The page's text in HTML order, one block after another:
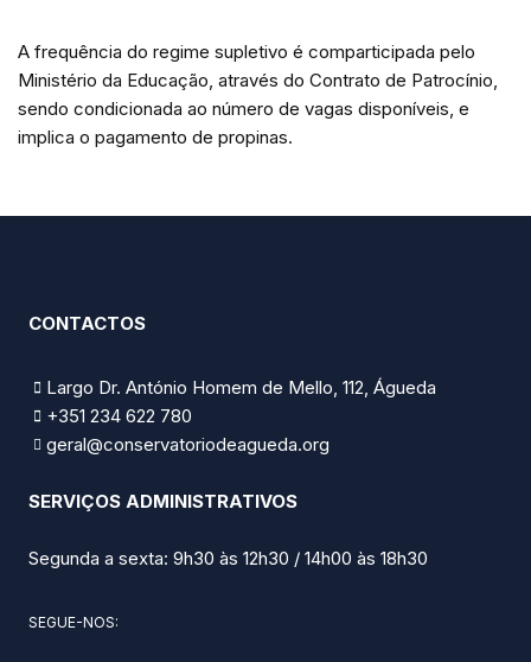
A frequência do regime supletivo é comparticipada pelo
Ministério da Educação, através do Contrato de Patrocínio,
sendo condicionada ao número de vagas disponíveis, e
implica o pagamento de propinas.
CONTACTOS
Largo Dr. António Homem de Mello, 112, Águeda
+351 234 622 780
geral@conservatoriodeagueda.org
SERVIÇOS ADMINISTRATIVOS
Segunda a sexta: 9h30 às 12h30 / 14h00 às 18h30
SEGUE-NOS: